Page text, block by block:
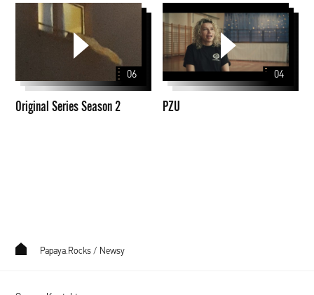
Original
06
Original Series Season 2
PZU
04
PZU
Papaya.Rocks / Newsy